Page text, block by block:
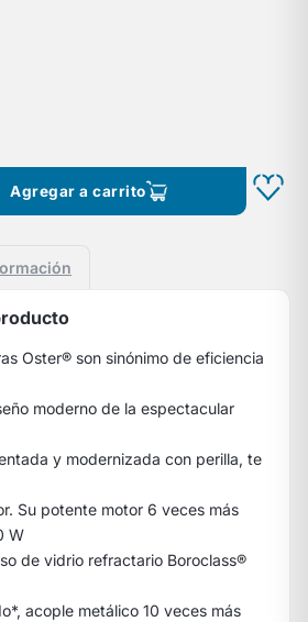
Agregar a carrito
Oster® son sinónimo de eficiencia
moderno de la espectacular
y modernizada con perilla, te
Su potente motor 6 veces más
W
de vidrio refractario Boroclass®
acople metálico 10 veces más